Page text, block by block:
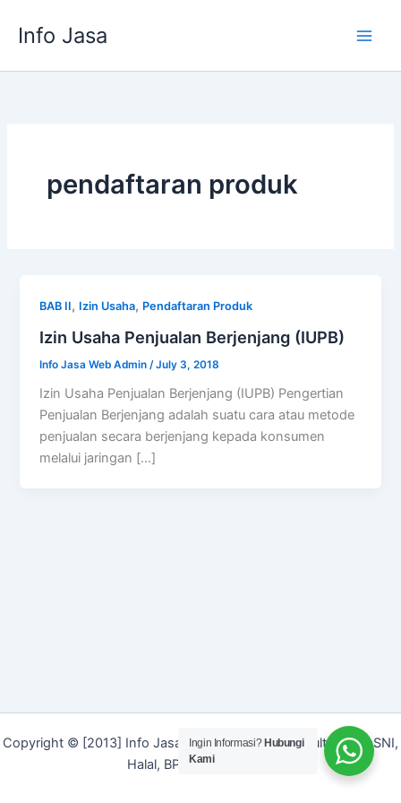
Info Jasa
pendaftaran produk
BAB II, Izin Usaha, Pendaftaran Produk
Izin Usaha Penjualan Berjenjang (IUPB)
Info Jasa Web Admin /July 3, 2018
Izin Usaha Penjualan Berjenjang (IUPB) Pengertian
Penjualan Berjenjang adalah suatu cara atau metode
penjualan secara berjenjang kepada konsumen
melalui jaringan […]
Copyright © [2013] Info Jasa | Layanan Jasa Konsultan ISO, SNI,
Halal, BPOM dan Merek]
Ingin Informasi? Hubungi
Kami